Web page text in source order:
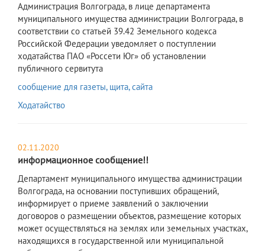
Администрация Волгограда, в лице департамента
муниципального имущества администрации Волгограда, в
соответствии со статьей 39.42 Земельного кодекса
Российской Федерации уведомляет о поступлении
ходатайства ПАО «Россети Юг» об установлении
публичного сервитута
сообщение для газеты, щита, сайта
Ходатайство
02.11.2020
информационное сообщение!!
Департамент муниципального имущества администрации
Волгограда, на основании поступивших обращений,
информирует о приеме заявлений о заключении
договоров о размещении объектов, размещение которых
может осуществляться на землях или земельных участках,
находящихся в государственной или муниципальной